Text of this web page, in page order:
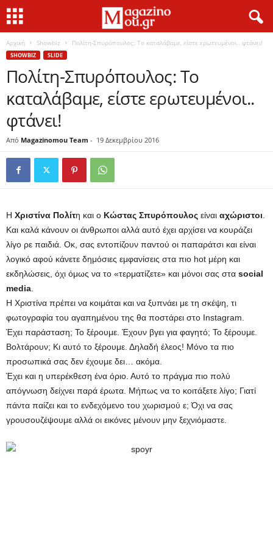
Αρχική Showbiz Πολίτη-Σπυρόπουλος: Το καταλάβαμε, είστε ερωτευμένοι.. φτάνει!
SHOWBIZ SLIDE
Πολίτη-Σπυρόπουλος: Το
καταλάβαμε, είστε ερωτευμένοι..
φτάνει!
Από Magazinomou Team - 19 Δεκεμβρίου 2016
Η Χριστίνα Πολίτη και ο Κώστας Σπυρόπουλος είναι αχώριστοι
Και καλά κάνουν οι άνθρωποι αλλά αυτό έχει αρχίσει να κουράζει
λίγο ρε παιδιά. Οκ, σας εντοπίζουν παντού οι παπαράτσι και είναι
λογικό αφού κάνετε δημόσιες εμφανίσεις στα πιο hot μέρη και
εκδηλώσεις, όχι όμως να το «τερματίζετε» και μόνοι σας στα social
media
Η Χριστίνα πρέπει να κοιμάται και να ξυπνάει με τη σκέψη, τι
φωτογραφία του αγαπημένου της θα ποστάρει στο Instagram.
Έχει παράσταση; Το ξέρουμε. Έχουν βγει για φαγητό; Το ξέρουμε.
Βολτάρουν; Κι αυτό το ξέρουμε. Δηλαδή έλεος! Μόνο τα πιο
προσωπικά σας δεν έχουμε δει… ακόμα.
Έχει και η υπερέκθεση ένα όριο. Αυτό το πράγμα πιο πολύ
απόγνωση δείχνει παρά έρωτα. Μήπως να το κοιτάξετε λίγο; Γιατί
πάντα παίζει και το ενδεχόμενο του χωρισμού ε; Όχι να σας
γρουσουζέψουμε αλλά οι εικόνες μένουν μην ξεχνιόμαστε.